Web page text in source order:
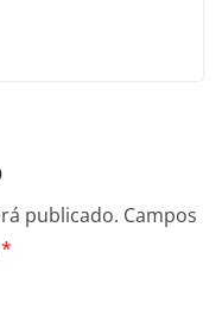
publicado. Campos
*